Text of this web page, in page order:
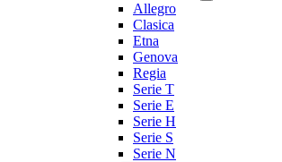
Allegro
Clasica
Etna
Genova
Regia
Serie T
Serie E
Serie H
Serie S
Serie N